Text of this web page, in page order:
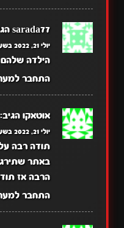
sarada77
יולי 21, 2022 בשעה 1:25 pm
הילדה שלהם
התחבר
אוטאקו הגיב:
יולי 21, 2022 בשעה 5:07 pm
תודה רבה
באתר
הרבה אז
התחבר